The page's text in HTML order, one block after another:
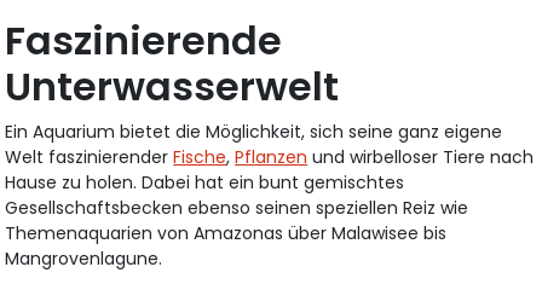
Faszinierende
Unterwasserwelt
Ein Aquarium bietet die Möglichkeit, sich seine ganz eigene
Welt faszinierenderFische,Pflanzen und wirbelloser Tiere nach
Hause zu holen. Dabei hat ein bunt gemischtes
Gesellschaftsbecken ebenso seinen speziellen Reiz wie
Themenaquarien von Amazonas über Malawisee bis
Mangrovenlagune.